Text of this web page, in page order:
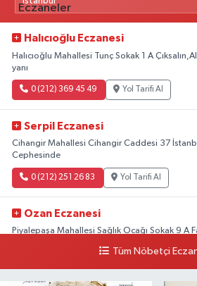
Halıcıoğlu Eczanesi
Halıcıoğlu Mahallesi Tunç Sokak 1 A
yanı
0 (212) 369 45 49 Yol Tarifi Al
Serpil Eczanesi
Cihangir Mahallesi Cihangir Caddesi 37
Cephesinde
0 (212) 251 26 83 Yol Tarifi Al
Ozan Eczanesi
Piyalepaşa Mahallesi Sağlık Ocağı Sokak 9 A
Yol Tarifi Al
Tüm Nöbetçi